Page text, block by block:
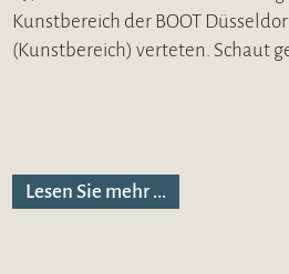
Kunstbereich der BOOT
(Kunstbereich) verteten. Schaut
Lesen Sie mehr ...